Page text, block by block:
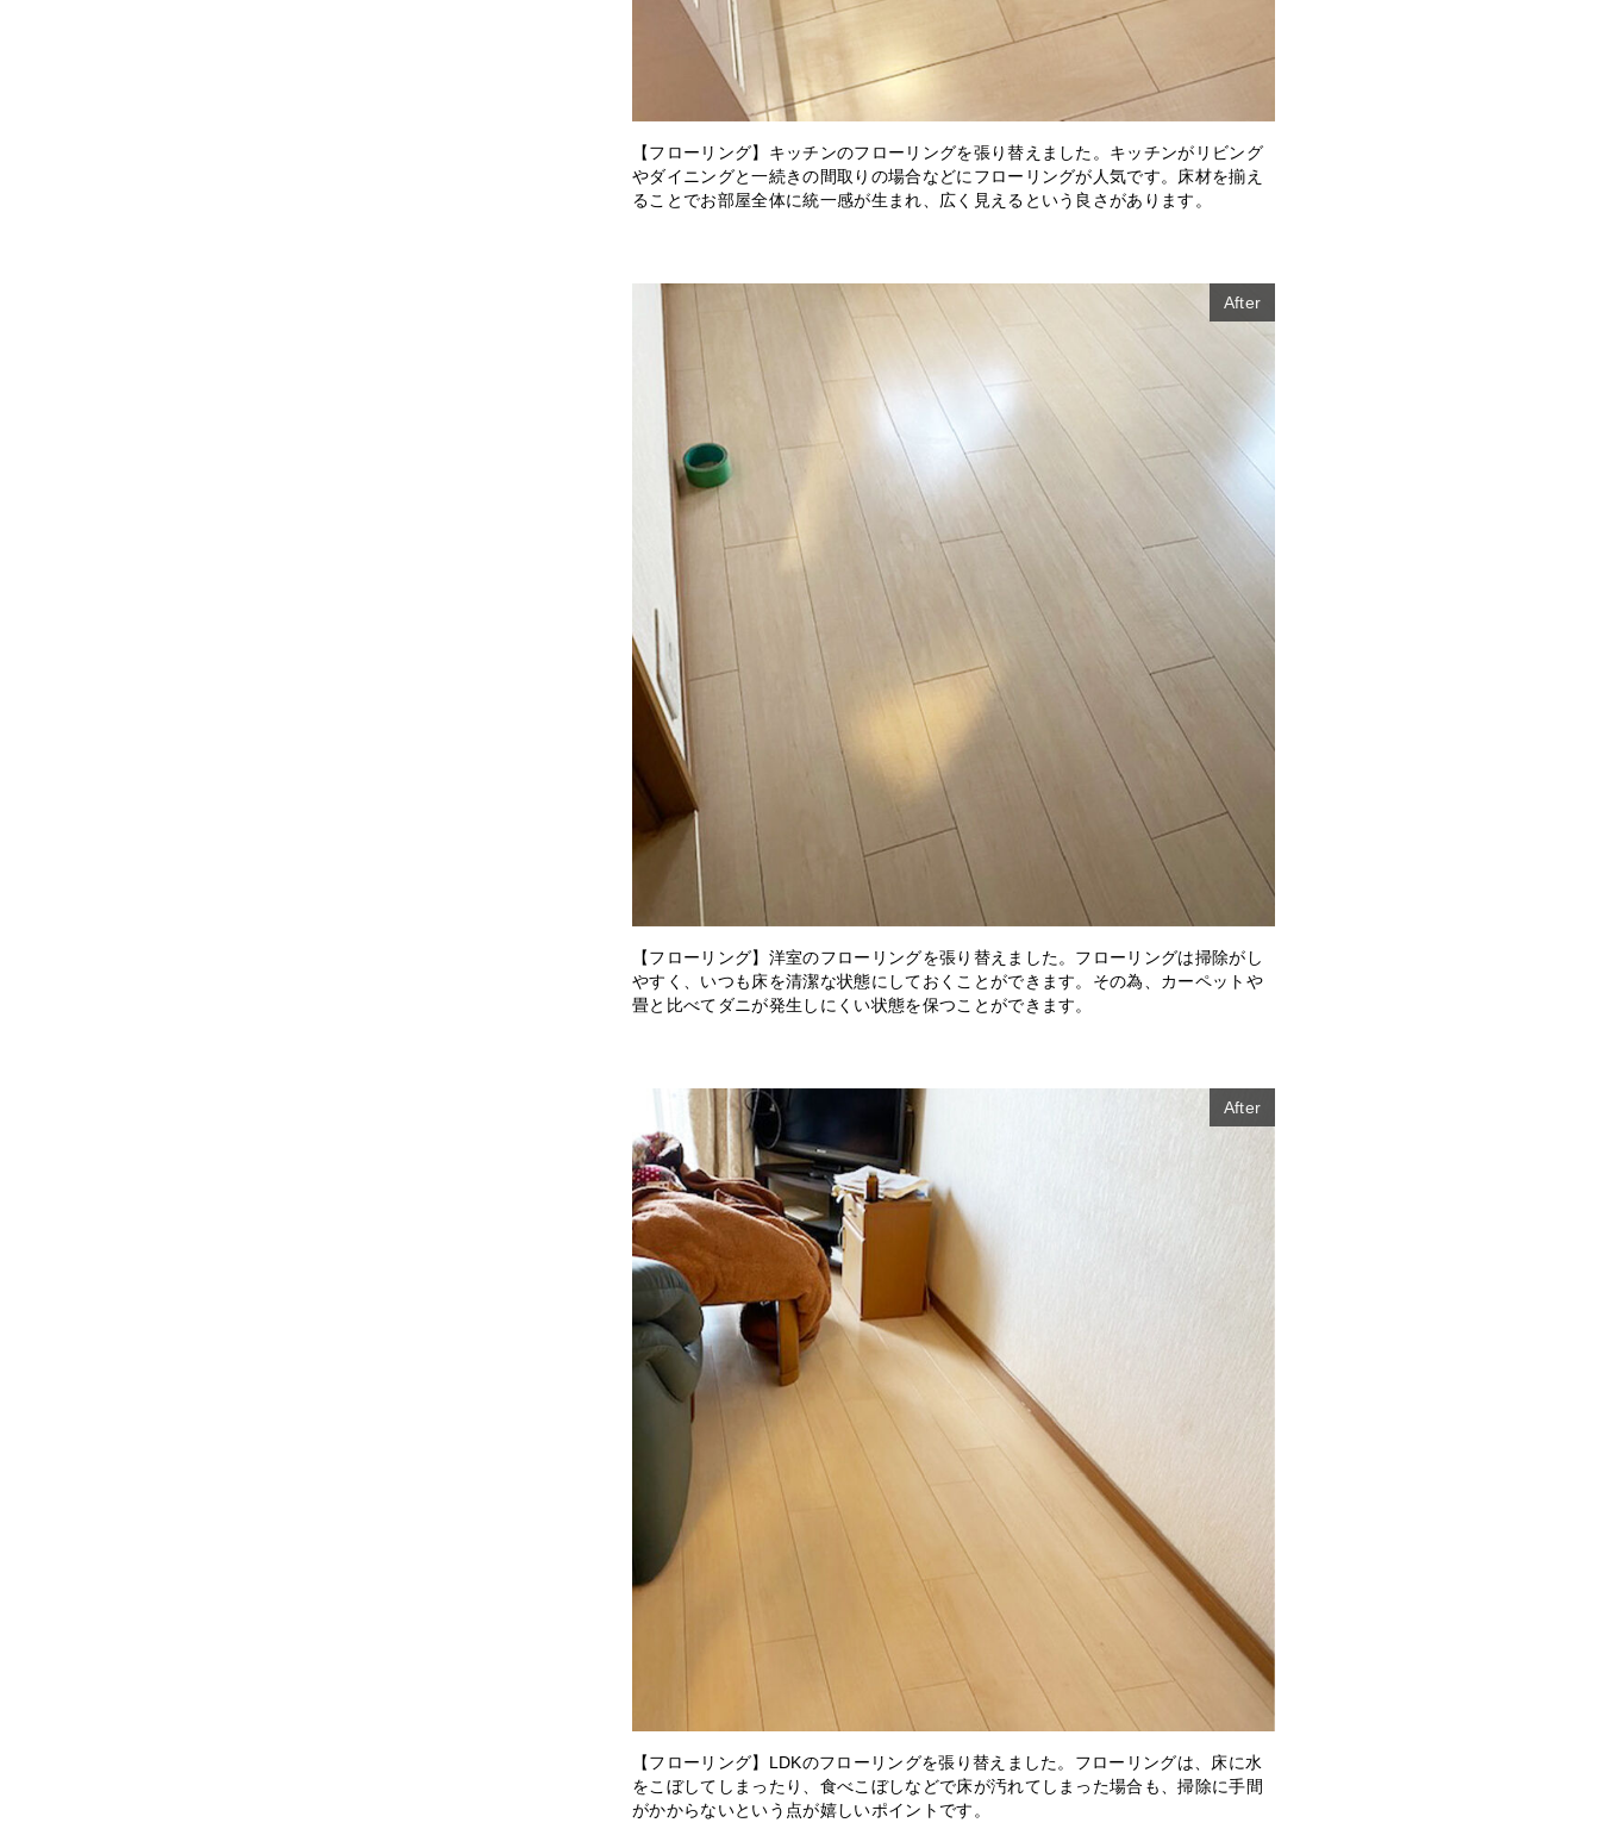
【フローリング】キッチンのフローリングを張り替えました。キッチンがリビング
やダイニングと一続きの間取りの場合などにフローリングが人気です。床材を揃え
ることでお部屋全体に統一感が生まれ、広く見えるという良さがあります。
After
【フローリング】洋室のフローリングを張り替えました。フローリングは掃除がし
やすく、いつも床を清潔な状態にしておくことができます。その為、カーペットや
畳と比べてダニが発生しにくい状態を保つことができます。
After
【フローリング】LDKのフローリングを張り替えました。フローリングは、床に水
をこぼしてしまったり、食べこぼしなどで床が汚れてしまった場合も、掃除に手間
がかからないという点が嬉しいポイントです。